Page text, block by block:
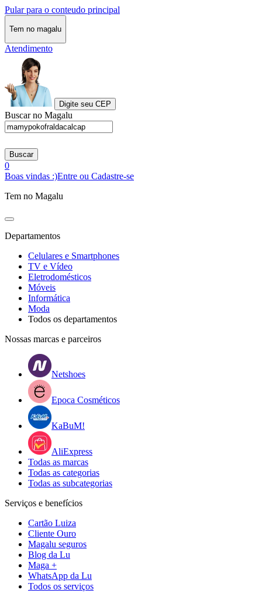
Pular para o conteudo principal
Tem no magalu
Atendimento
Digite seu CEP
Buscar no Magalu
Buscar
0
Boas vindas :)Entre ou Cadastre-se
Tem no Magalu
Departamentos
Celulares e Smartphones
TV e Vídeo
Eletrodomésticos
Móveis
Informática
Moda
Todos os departamentos
Nossas marcas e parceiros
Netshoes
Epoca Cosméticos
KaBuM!
AliExpress
Todas as marcas
Todas as categorias
Todas as subcategorias
Serviços e benefícios
Cartão Luiza
Cliente Ouro
Magalu seguros
Blog da Lu
Maga +
WhatsApp da Lu
Todos os serviços